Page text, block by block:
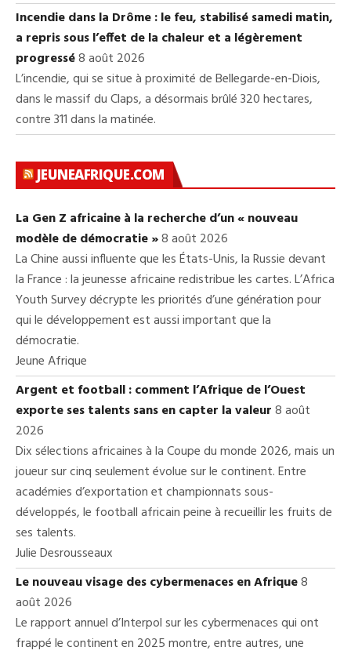
Incendie dans la Drôme : le feu, stabilisé samedi matin,
a repris sous l’effet de la chaleur et a légèrement
progressé8 août 2026
L’incendie, qui se situe à proximité de Bellegarde-en-Diois,
dans le massif du Claps, a désormais brûlé 320 hectares,
contre 311 dans la matinée.
JEUNEAFRIQUE.COM
La Gen Z africaine à la recherche d’un « nouveau
modèle de démocratie »8 août 2026
La Chine aussi influente que les États-Unis, la Russie devant
la France : la jeunesse africaine redistribue les cartes. L’Africa
Youth Survey décrypte les priorités d’une génération pour
qui le développement est aussi important que la
démocratie.
Jeune Afrique
Argent et football : comment l’Afrique de l’Ouest
exporte ses talents sans en capter la valeur8 août
2026
Dix sélections africaines à la Coupe du monde 2026, mais un
joueur sur cinq seulement évolue sur le continent. Entre
académies d’exportation et championnats sous-
développés, le football africain peine à recueillir les fruits de
ses talents.
Julie Desrousseaux
Le nouveau visage des cybermenaces en Afrique8
août 2026
Le rapport annuel d’Interpol sur les cybermenaces qui ont
frappé le continent en 2025 montre, entre autres, une